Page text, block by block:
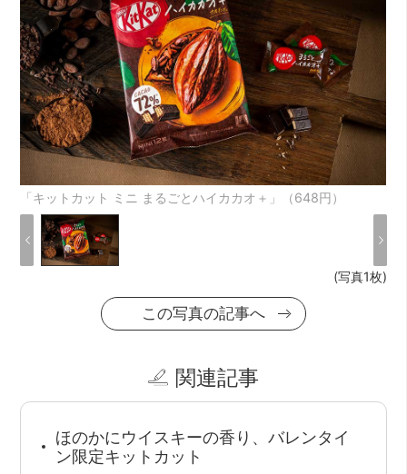
「キットカット ミニ まるごとハイカカオ＋」（648円）
(写真1枚)
この写真の記事へ
関連記事
ほのかにウイスキーの香り、バレンタイ
ン限定キットカット